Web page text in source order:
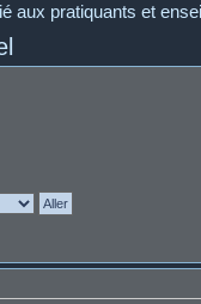
aux pratiquants et